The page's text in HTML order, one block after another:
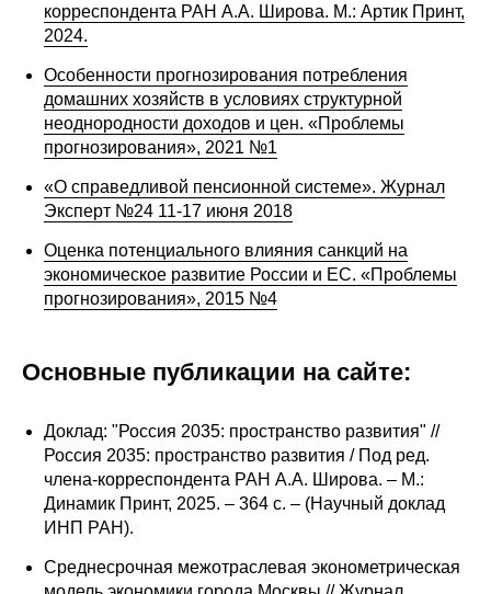
Центр «Климатическая политика и
экономика России»
Образование и карьера
Кафедра МФТИ
Кафедра МАДИ
Аспирантура
Об аспирантуре
Нормативные документы
Диссертационный совет
корреспондента РАН А.А. Широва. М.: Артик Принт,
2024.
Особенности прогнозирования потребления
домашних хозяйств в условиях структурной
неоднородности доходов и цен. «Проблемы
прогнозирования», 2021 №1
«О справедливой пенсионной системе». Журнал
Эксперт №24 11-17 июня 2018
Оценка потенциального влияния санкций на
экономическое развитие России и ЕС. «Проблемы
прогнозирования», 2015 №4
Основные публикации на сайте:
Доклад: "Россия 2035: пространство развития" //
Россия 2035: пространство развития / Под ред.
члена-корреспондента РАН А.А. Широва. – М.:
Динамик Принт, 2025. – 364 с. – (Научный доклад
ИНП РАН).
Среднесрочная межотраслевая эконометрическая